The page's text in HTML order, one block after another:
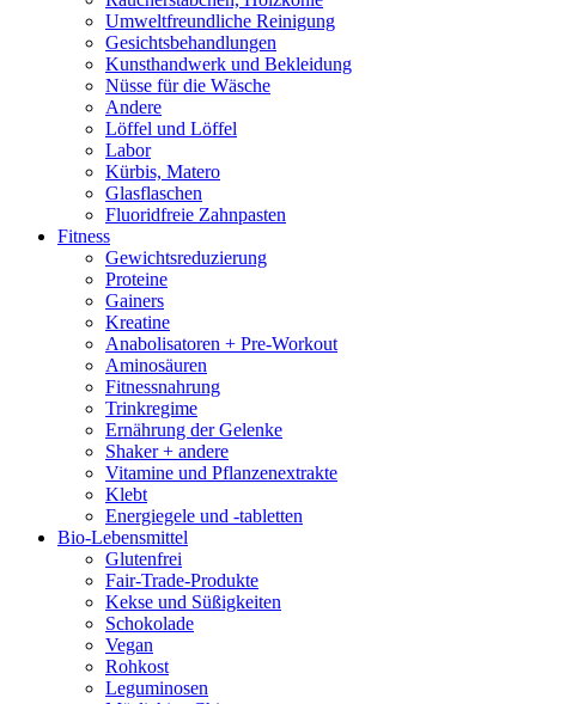
Umweltfreundliche Reinigung
Gesichtsbehandlungen
Kunsthandwerk und Bekleidung
Nüsse für die Wäsche
Andere
Löffel und Löffel
Labor
Kürbis, Matero
Glasflaschen
Fluoridfreie Zahnpasten
Fitness
Gewichtsreduzierung
Proteine
Gainers
Kreatine
Anabolisatoren + Pre-Workout
Aminosäuren
Fitnessnahrung
Trinkregime
Ernährung der Gelenke
Shaker + andere
Vitamine und Pflanzenextrakte
Klebt
Energiegele und -tabletten
Bio-Lebensmittel
Glutenfrei
Fair-Trade-Produkte
Kekse und Süßigkeiten
Schokolade
Vegan
Rohkost
Leguminosen